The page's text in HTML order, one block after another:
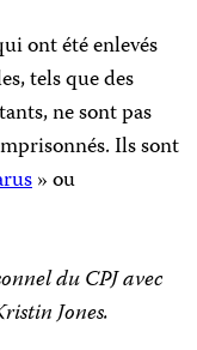
ont été enlevés
tels que des
ne sont pas
Ils sont
» ou
du CPJ avec
Jones.